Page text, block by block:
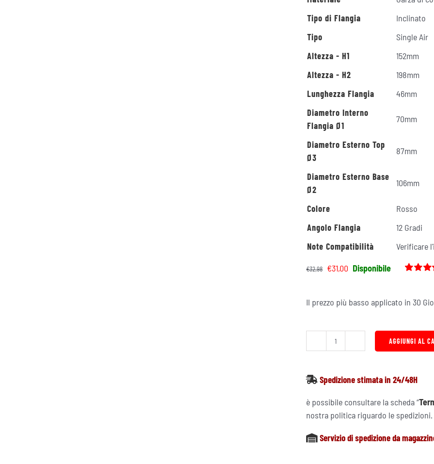
Tipo di Flangia
Inclinato
Tipo
Single Air
Altezza - H1
152mm
Altezza - H2
198mm
Lunghezza Flangia
46mm
Diametro Interno
Flangia Ø1
70mm
Diametro Esterno Top
Ø3
87mm
Diametro Esterno Base
Ø2
106mm
Colore
Rosso
Angolo Flangia
12 Gradi
Note Compatibilità
Verificare
€32,98
Il
era:
€31,00
è:
Disponibile
base di
Il prezzo più basso applicato in 30
Filtro
Conico
BMC
Universale
150
AGGIUNGI AL
Spedizione stimata in 24/48H
è possibile consultare la scheda “
nostra politica riguardo le spedizioni.
Servizio di spedizione da